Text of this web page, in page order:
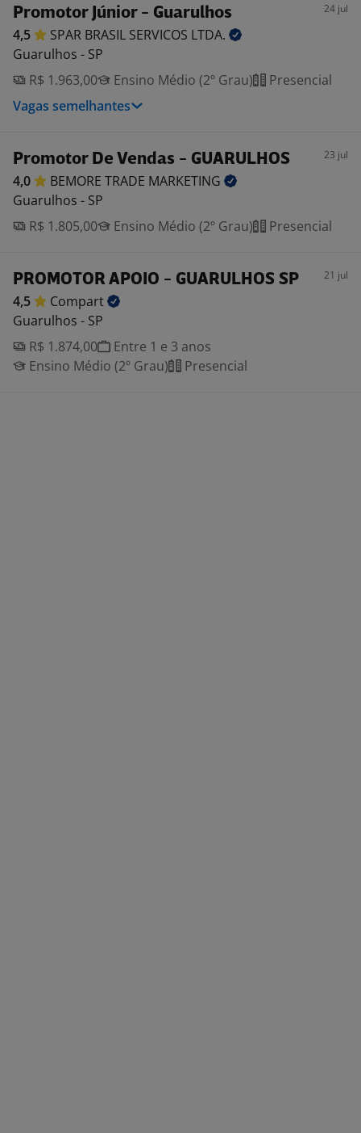
Promotor Júnior - Guarulhos 24 jul
4,5 SPAR BRASIL SERVICOS LTDA.
Guarulhos - SP
R$ 1.963,00
Ensino Médio (2º Grau)
Presencial
Vagas semelhantes
Promotor De Vendas - GUARULHOS 23 jul
4,0 BEMORE TRADE MARKETING
Guarulhos - SP
R$ 1.805,00
Ensino Médio (2º Grau) Presencial
PROMOTOR APOIO - GUARULHOS SP 21 jul
4,5
Compart
Guarulhos - SP
R$ 1.874,00
Entre 1 e 3 anos
Ensino Médio (2º Grau)
Presencial